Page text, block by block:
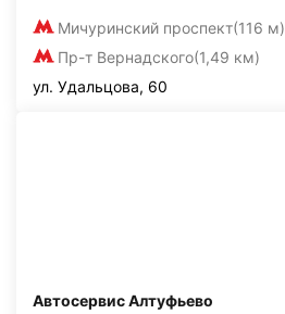
Мичуринский проспект(116 м)
Пр-т Вернадского(1,49 км)
ул. Удальцова, 60
Автосервис Алтуфьево